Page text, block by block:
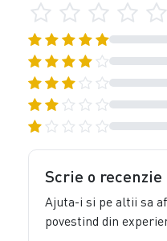
Scrie o
Ajuta-i si pe altii sa
povestind din